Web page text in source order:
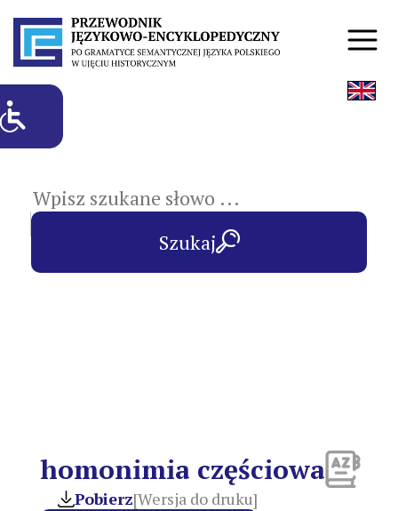
Szukaj
homonimia częściowa
Pobierz[Wersja do druku]